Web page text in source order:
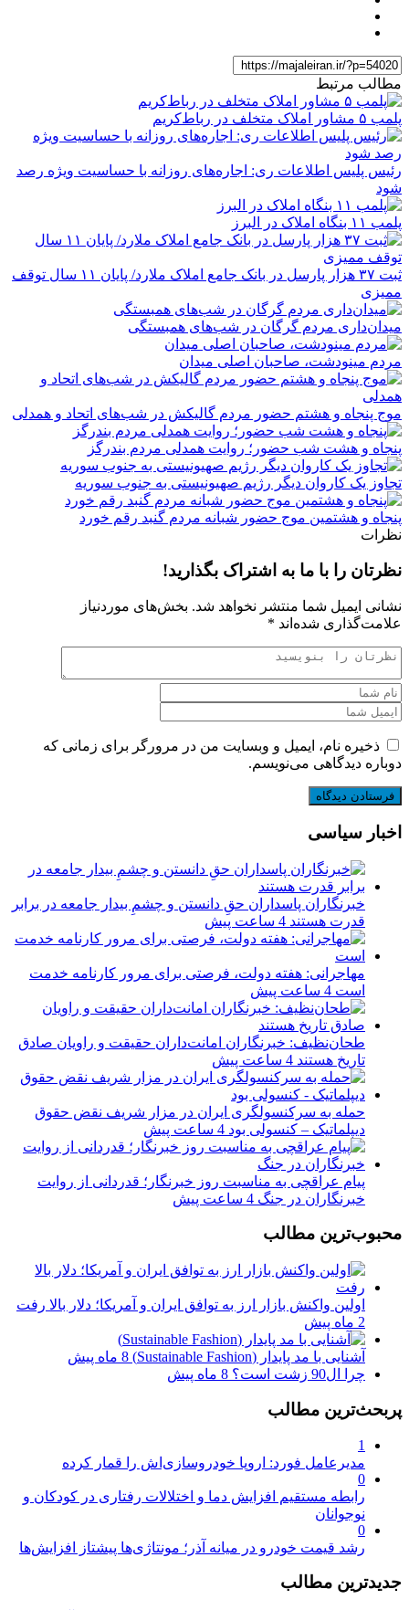
مطالب مرتبط
پلمب ۵ مشاور املاک متخلف در رباط‌کریم
رئیس پلیس اطلاعات ری: اجاره‌های روزانه با حساسیت ویژه رصد
شود
پلمب ۱۱ بنگاه املاک در البرز
ثبت ۳۷ هزار پارسل در بانک جامع املاک ملارد/ پایان ۱۱ سال توقف
ممیزی
میدان‌داری مردم گرگان در شب‌های همبستگی
مردم مینودشت، صاحبان اصلی میدان
موج پنجاه‌ و هشتم حضور مردم گالیکش در شب‌های اتحاد و همدلی
پنجاه‌ و هشت شب حضور؛ روایت همدلی مردم بندرگز
تجاوز یک کاروان دیگر رژیم صهیونیستی به جنوب سوریه
پنجاه‌ و هشتمین موج حضور شبانه مردم گنبد رقم خورد
نظرات
نظرتان را با ما به اشتراک بگذارید!
نشانی ایمیل شما منتشر نخواهد شد. بخش‌های موردنیاز
علامت‌گذاری شده‌اند *
ذخیره نام، ایمیل و وبسایت من در مرورگر برای زمانی که
دوباره دیدگاهی می‌نویسم.
اخبار سیاسی
‏خبرنگاران پاسداران حقِ دانستن و چشمِ بیدار جامعه در برابر
قدرت هستند 4 ساعت پیش
مهاجرانی: هفته دولت، فرصتی برای مرور کارنامه خدمت
است 4 ساعت پیش
طحان‌نظیف: خبرنگاران امانت‌داران حقیقت و راویان صادق
تاریخ‌ هستند 4 ساعت پیش
حمله به سرکنسولگری ایران در مزار شریف نقض حقوق
دیپلماتیک – کنسولی بود 4 ساعت پیش
پیام عراقچی به مناسبت روز خبرنگار؛ قدردانی از روایت
خبرنگاران در جنگ 4 ساعت پیش
محبوب‌ترین مطالب
اولین واکنش بازار ارز به توافق ایران و آمریکا؛ دلار بالا رفت
2 ماه پیش
آشنایی با مد پایدار (Sustainable Fashion)
8 ماه پیش
چرا ال90 زشت است؟
8 ماه پیش
پربحث‌ترین مطالب
1
مدیرعامل فورد: اروپا خودروسازی‌اش را قمار کرده
0
رابطه مستقیم افزایش دما و اختلالات رفتاری در کودکان و
نوجوانان
0
رشد قیمت خودرو در میانه آذر؛ مونتاژی‌ها پیشتاز افزایش‌ها
جدیدترین مطالب